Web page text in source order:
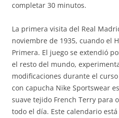
completar 30 minutos.
La primera visita del Real
noviembre de 1935, cuando el
Primera. El juego se extendió
el resto del mundo,
modificaciones durante el
con capucha Nike Sportswear
suave tejido French Terry para
todo el día. Este calendario